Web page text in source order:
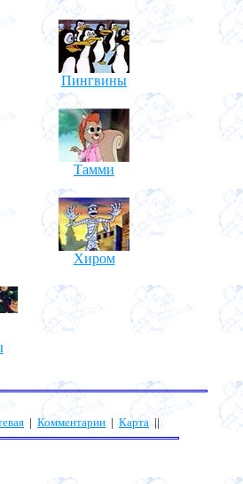
Пингвины
Тамми
Хиром
| Комментарии | Карта ||